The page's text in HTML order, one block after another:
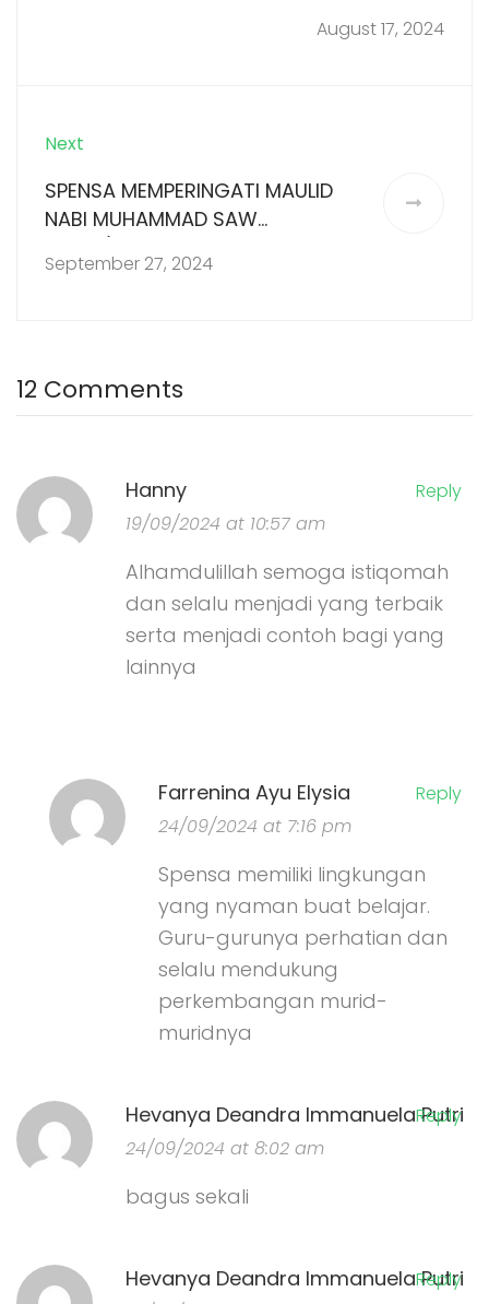
August 17, 2024
Next
SPENSA MEMPERINGATI MAULID
NABI MUHAMMAD SAW
NASI BUNGKUS DI JUMAT BERKAH
September 27, 2024
12 Comments
Hanny
19/09/2024 at 10:57 am
Reply
Alhamdulillah semoga istiqomah
dan selalu menjadi yang terbaik
serta menjadi contoh bagi yang
lainnya
Farrenina Ayu Elysia
24/09/2024 at 7:16 pm
Reply
Spensa memiliki lingkungan
yang nyaman buat belajar.
Guru-gurunya perhatian dan
selalu mendukung
perkembangan murid-
muridnya
Hevanya Deandra Immanuela Putri
24/09/2024 at 8:02 am
Reply
bagus sekali
Hevanya Deandra Immanuela Putri
Reply